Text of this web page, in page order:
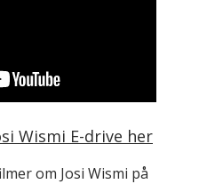
Wismi E-drive her
om Josi Wismi på